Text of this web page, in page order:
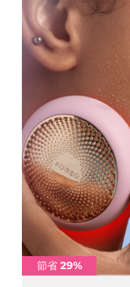
節省 29%
節省 29%
節省 29%
節省 29%
南非
南韓
瑞典
瑞士
台灣
泰國
土耳其
阿拉伯聯合大公國